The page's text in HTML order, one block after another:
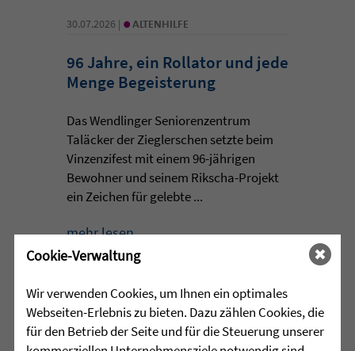
30.07.2026 | • ALTENHILFE
96 Jahre, ein Rollator und jede
Menge Begeisterung
Das Wendlinger Seniorenzentrum
Taläcker der Zieglerschen setzte beim
Vinzenzifest mit einem 96-jährigen
Bewohner und seinem Rikscha-Projekt
ein Zeichen für gelebte ...
mehr lesen
30.07.2026 |• JUGENDHILFE
Grenzen verschieben, Stärken
Cookie-Verwaltung
Wir verwenden Cookies, um Ihnen ein optimales
Webseiten-Erlebnis zu bieten. Dazu zählen Cookies, die
für den Betrieb der Seite und für die Steuerung unserer